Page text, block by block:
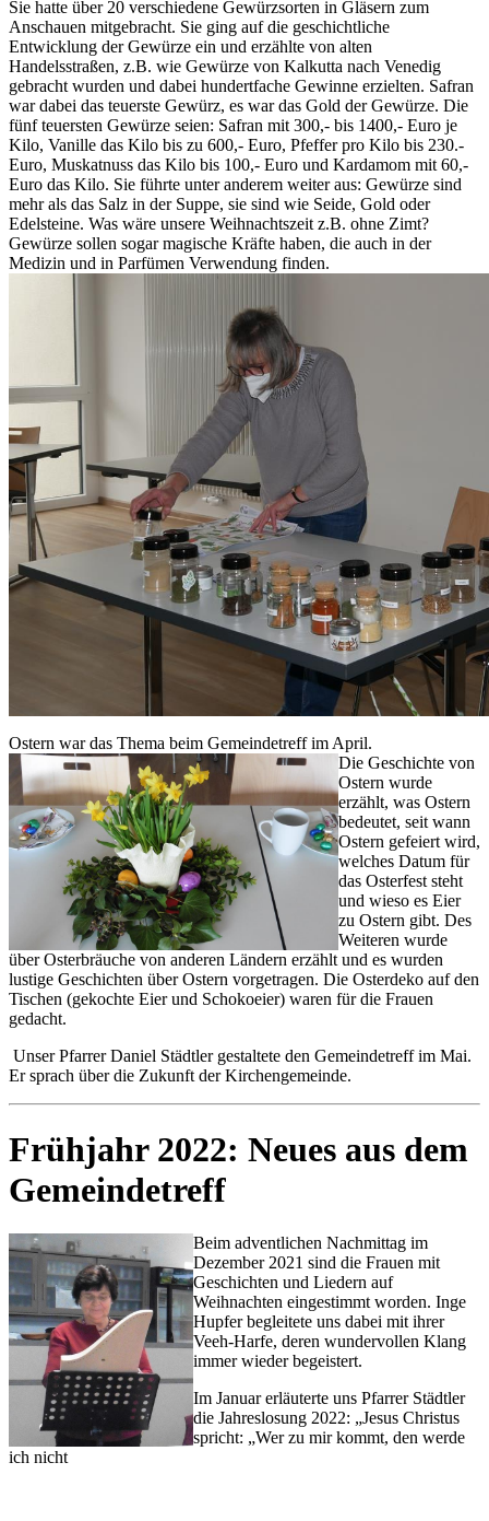
Sie hatte über 20 verschiedene Gewürzsorten in Gläsern zum
Anschauen mitgebracht. Sie ging auf die geschichtliche
Entwicklung der Gewürze ein und erzählte von alten
Handelsstraßen, z.B. wie Gewürze von Kalkutta nach Venedig
gebracht wurden und dabei hundertfache Gewinne erzielten. Safran
war dabei das teuerste Gewürz, es war das Gold der Gewürze. Die
fünf teuersten Gewürze seien: Safran mit 300,- bis 1400,- Euro je
Kilo, Vanille das Kilo bis zu 600,- Euro, Pfeffer pro Kilo bis 230.-
Euro, Muskatnuss das Kilo bis 100,- Euro und Kardamom mit 60,-
Euro das Kilo. Sie führte unter anderem weiter aus: Gewürze sind
mehr als das Salz in der Suppe, sie sind wie Seide, Gold oder
Edelsteine. Was wäre unsere Weihnachtszeit z.B. ohne Zimt?
Gewürze sollen sogar magische Kräfte haben, die auch in der
Medizin und in Parfümen Verwendung finden.
Ostern war das Thema beim Gemeindetreff im April.
Die Geschichte von
Ostern wurde
erzählt, was Ostern
bedeutet, seit wann
Ostern gefeiert wird,
welches Datum für
das Osterfest steht
und wieso es Eier
zu Ostern gibt. Des
Weiteren wurde
über Osterbräuche von anderen Ländern erzählt und es wurden
lustige Geschichten über Ostern vorgetragen. Die Osterdeko auf den
Tischen (gekochte Eier und Schokoeier) waren für die Frauen
gedacht.
Unser Pfarrer Daniel Städtler gestaltete den Gemeindetreff im Mai.
Er sprach über die Zukunft der Kirchengemeinde.
Frühjahr 2022: Neues aus dem
Gemeindetreff
Beim adventlichen Nachmittag im
Dezember 2021 sind die Frauen mit
Geschichten und Liedern auf
Weihnachten eingestimmt worden. Inge
Hupfer begleitete uns dabei mit ihrer
Veeh-Harfe, deren wundervollen Klang
immer wieder begeistert.
Im Januar erläuterte uns Pfarrer Städtler
die Jahreslosung 2022: „Jesus Christus
spricht: „Wer zu mir kommt, den werde
ich nicht